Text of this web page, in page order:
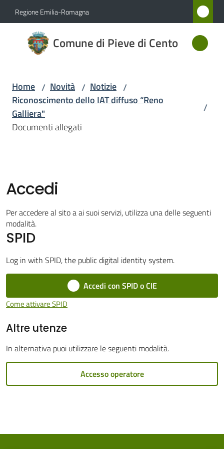
Vai al contenuto
Vai alla navigazione
Vai al footer
Regione Emilia-Romagna
Comune di Pieve di Cento
Comune
di Pieve
Amministrazione
Vivere
Pieve
di
Cento
Amministrazione
Tutti
Home / Novità / Notizie /
Riconoscimento dello IAT diffuso “Reno
Galliera"
/
Documenti allegati
Accedi
Per accedere al sito a ai suoi servizi, utilizza una delle seguenti
modalità.
SPID
Log in with SPID, the public digital identity system.
Accedi con SPID o CIE
Come attivare SPID
Altre utenze
In alternativa puoi utilizzare le seguenti modalità.
Accesso operatore